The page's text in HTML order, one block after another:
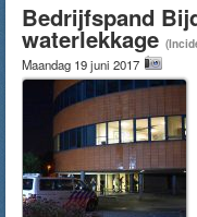
Bedrijfspand
waterlekkage
Maandag 19 juni 2017